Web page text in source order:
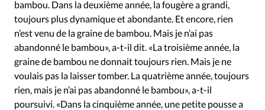
bambou. Dans la deuxième année, la fougère a grandi,
toujours plus dynamique et abondante. Et encore, rien
n’est venu de la graine de bambou. Mais je n’ai pas
abandonné le bambou», a-t-il dit. «La troisième année, la
graine de bambou ne donnait toujours rien. Mais je ne
voulais pas la laisser tomber. La quatrième année, toujours
rien, mais je n’ai pas abandonné le bambou», a-t-il
poursuivi. «Dans la cinquième année, une petite pousse a